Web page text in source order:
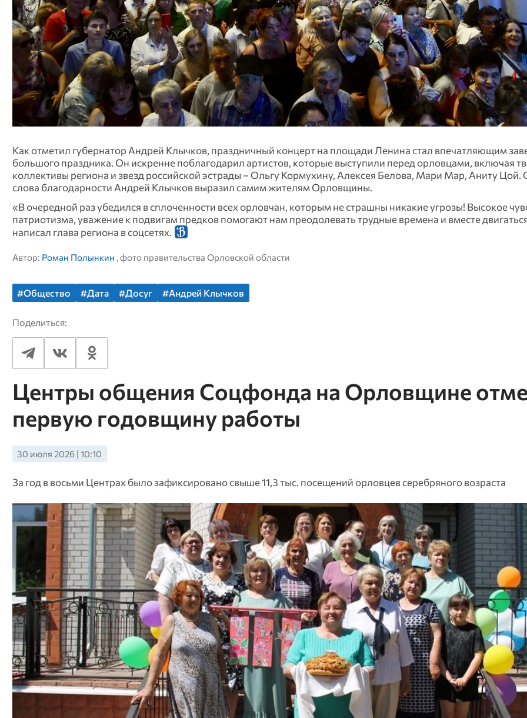
Как отметил губернатор Андрей Клычков, праздничный концерт на площади Ленина стал впечатляющим
большого праздника. Он искренне поблагодарил артистов, которые выступили перед орловцами, включая
коллективы региона и звезд российской эстрады – Ольгу Кормухину, Алексея Белова, Мари Мар, Аниту Цой.
слова благодарности Андрей Клычков выразил самим жителям Орловщины.
«В очередной раз убедился в сплоченности всех орловчан, которым не страшны никакие угрозы! Высокое
патриотизма, уважение к подвигам предков помогают нам преодолевать трудные времена и вместе
написал глава региона в соцсетях.
Автор: Роман Полынкин , фото правительства Орловской области
#Общество #Дата #Досуг #Андрей Клычков
Поделиться:
Центры общения Соцфонда на Орловщине
первую годовщину работы
30 июля 2026 | 10:10
За год в восьми Центрах было зафиксировано свыше 11,3 тыс. посещений орловцев серебряного возраста